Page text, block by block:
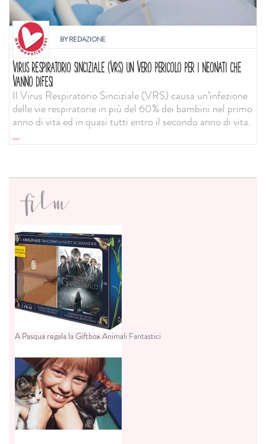
BYREDAZIONE
VIRUS RESPIRATORIO SINCIZIALE (VRS) UN VERO PERICOLO PER I NEONATI CHE
VANNO DIFESI
Il Virus Respiratorio Sinciziale (VRS) causa un’infezione
delle vie respiratorie in più del 60% dei bambini nel primo
anno di vita ed in quasi tutti entro il secondo anno di vita.
...
film
A Pasqua regala la Giftbox Animali Fantastici